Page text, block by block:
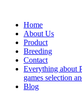
Home
About Us
Product
Breeding
Contact
Everything about
games selection
Blog